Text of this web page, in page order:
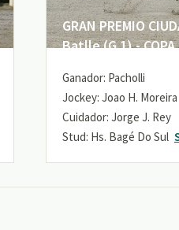
GRAN PREMIO
Batlle (G 1) - COPA
Ganador: Pacholli
Jockey: Joao H. Moreira
Cuidador: Jorge J. Rey
Stud: Hs. Bagé Do Sul